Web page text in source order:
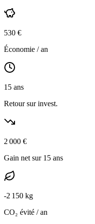
530 €
Économie / an
15 ans
Retour sur invest.
2 000 €
Gain net sur 15 ans
-2 150 kg
CO₂ évité / an